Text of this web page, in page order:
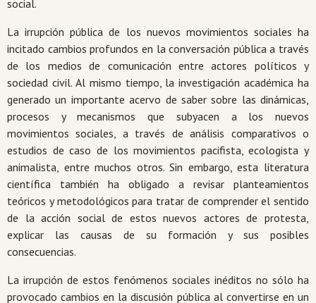
social.
La irrupción pública de los nuevos movimientos sociales ha
incitado cambios profundos en la conversación pública a través
de los medios de comunicación entre actores políticos y
sociedad civil. Al mismo tiempo, la investigación académica ha
ge­nerado un importante acervo de saber sobre las dinámicas,
procesos y mecanismos que subyacen a los nuevos
movimientos sociales, a través de análisis comparativos o
estudios de caso de los movimientos pacifista, ecologista y
animalista, entre muchos otros. Sin embargo, esta literatura
científica también ha obligado a revisar plantea­mientos
teóricos y metodológicos para tratar de comprender el sentido
de la acción social de estos nuevos actores de protesta,
explicar las causas de su formación y sus posibles
consecuencias.
La irrupción de estos fenómenos sociales inéditos no sólo ha
provocado cambios en la discusión pública al convertirse en un